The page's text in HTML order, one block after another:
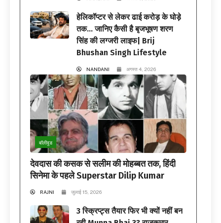
हेलिकॉप्टर से लेकर ढाई करोड़ के घोड़े
तक… जानिए कैसी है बृजभूषण शरण
सिंह की लग्जरी लाइफ| Brij
Bhushan Singh Lifestyle
NANDANI अगस्त 4, 2026
बॉलीवुड
देवदास की कसक से सलीम की मोहब्बत तक, हिंदी
सिनेमा के पहले Superstar Dilip Kumar
RAJNI जुलाई 15, 2026
3 स्क्रिप्ट्स तैयार फिर भी क्यों नहीं बन